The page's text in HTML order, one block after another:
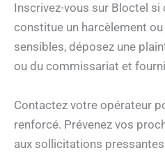
Inscrivez-vous sur Bloctel si
constitue un harcèlement
sensibles, déposez une
ou du commissariat et
Contactez votre opérateur
renforcé. Prévenez vos
aux sollicitations